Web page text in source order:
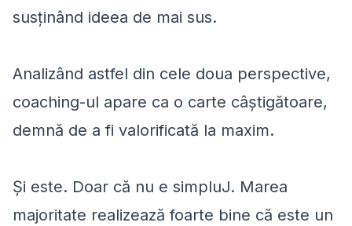
susținând ideea de mai sus.
Analizând astfel din cele doua perspective,
coaching-ul apare ca o carte câștigătoare,
demnă de a fi valorificată la maxim.
Și este. Doar că nu e simpluJ. Marea
majoritate realizează foarte bine că este un